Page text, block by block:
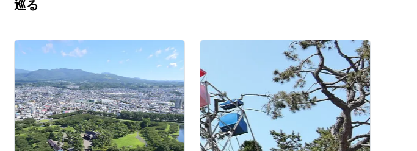
巡る